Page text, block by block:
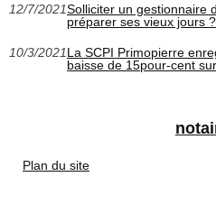
12/7/2021Solliciter un gestionnaire
préparer ses vieux jours ?
10/3/2021La SCPI Primopierre
baisse de 15pour-cent
Plan du site